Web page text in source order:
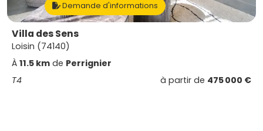
Demande d'informations
Villa des Sens
Loisin (74140)
À 11.5 km de Perrignier
T4
à partir de 475 000 €